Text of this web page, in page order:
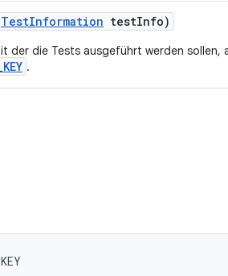
TestInformation testInfo)
der die Tests ausgeführt werden sollen,
.